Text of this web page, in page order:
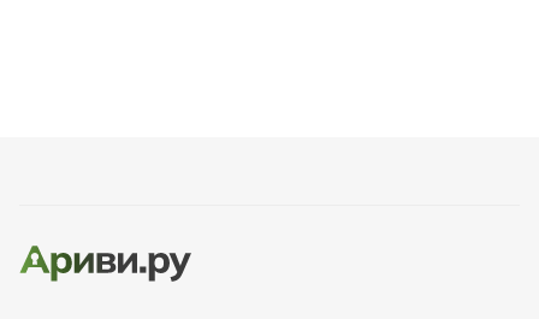
XX веков, являющиеся памятниками архитектуры.